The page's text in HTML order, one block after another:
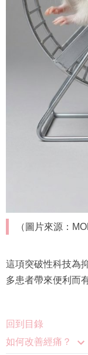
（圖片來源：
這項突破性科技為
多患者帶來便利而
回到目錄
如何改善經痛？